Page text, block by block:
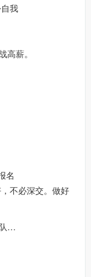
我
高薪。
名
不必深交。做好
…